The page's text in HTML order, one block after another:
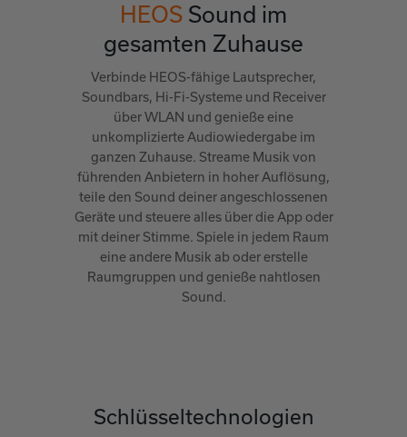
HEOS Sound im
gesamten Zuhause
Verbinde HEOS-fähige Lautsprecher,
Soundbars, Hi-Fi-Systeme und Receiver
über WLAN und genieße eine
unkomplizierte Audiowiedergabe im
ganzen Zuhause. Streame Musik von
führenden Anbietern in hoher Auflösung,
teile den Sound deiner angeschlossenen
Geräte und steuere alles über die App oder
mit deiner Stimme. Spiele in jedem Raum
eine andere Musik ab oder erstelle
Raumgruppen und genieße nahtlosen
Sound.
Schlüsseltechnologien